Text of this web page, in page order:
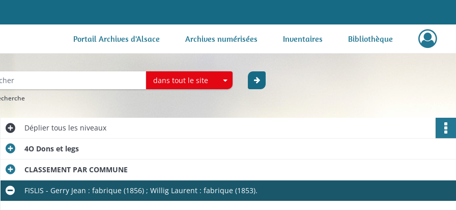
Portail Archives d'Alsace Archives numérisées Inventaires Bibliothèque
dans tout le site
Dépliertous les niveaux
4O Dons et legs
CLASSEMENT PAR COMMUNE
FISLIS - Gerry Jean : fabrique (1856) ; Willig Laurent : fabrique (1853).